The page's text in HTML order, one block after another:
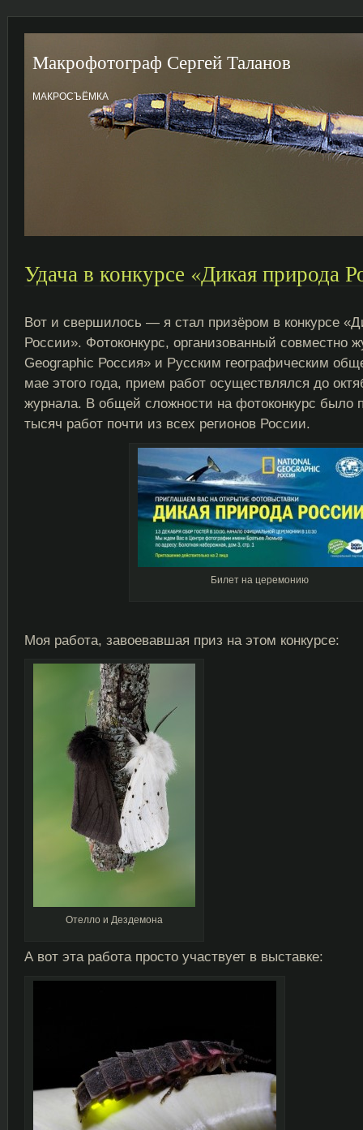
Макрофотограф Сергей Таланов
МАКРОСЪЁМКА
Удача в конкурсе «Дикая природа
Вот и свершилось — я стал призёром в конкурсе
России». Фотоконкурс, организованный совместно
Geographic Россия» и Русским географическим
мае этого года, прием работ осуществлялся до
журнала. В общей сложности на фотоконкурс было
тысяч работ почти из всех регионов России.
Билет на церемонию
Моя работа, завоевавшая приз на этом конкурсе:
Отелло и Дездемона
А вот эта работа просто участвует в выставке: